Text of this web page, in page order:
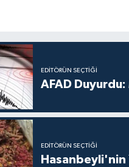
EDITÖRÜN SEÇTIĞI
AFAD Duyurdu:
EDITÖRÜN SEÇTIĞI
Hasanbeyli'nin